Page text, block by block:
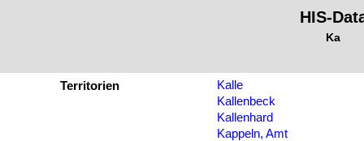
HIS-
Ka
Territorien
Kalle
Kallenbeck
Kallenhard
Kappeln, Amt